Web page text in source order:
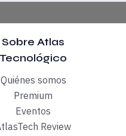
de la innovación y el
pero lo hace
Sobre Atlas
Tecnológico
Quiénes somos
Premium
Eventos
Review